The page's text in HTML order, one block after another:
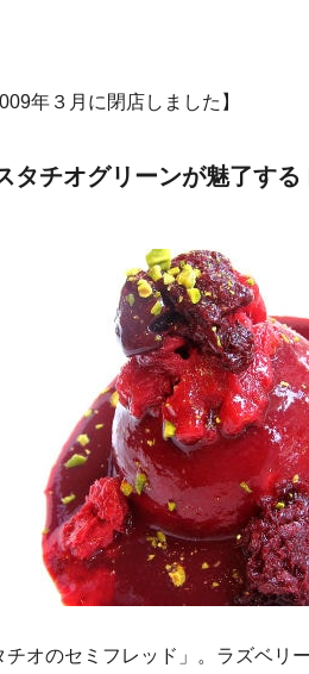
年３月に閉店しました】
タチオグリーンが魅了する
チオのセミフレッド」。ラズベリ